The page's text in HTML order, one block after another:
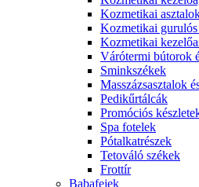
Kozmetikai
Kozmetikai gurulós
Kozmetikai
Várótermi bútorok
Sminkszékek
Masszázsasztalok
Pedikűrtálcák
Promóciós
Spa fotelek
Pótalkatrészek
Tetováló székek
Frottír
Babafejek